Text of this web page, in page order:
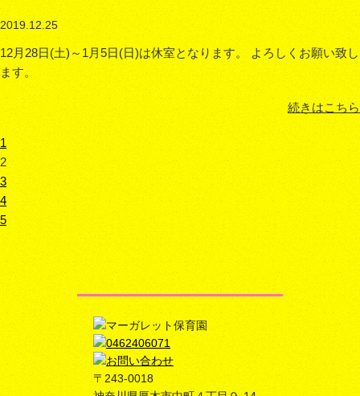
2019.12.25
12月28日(土)～1月5日(日)は休室となります。 よろしくお願い致し
ます。
続きはこちら
1
2
3
4
5
〒243-0018